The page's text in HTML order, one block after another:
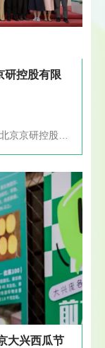
研控股有限
大兴西瓜节